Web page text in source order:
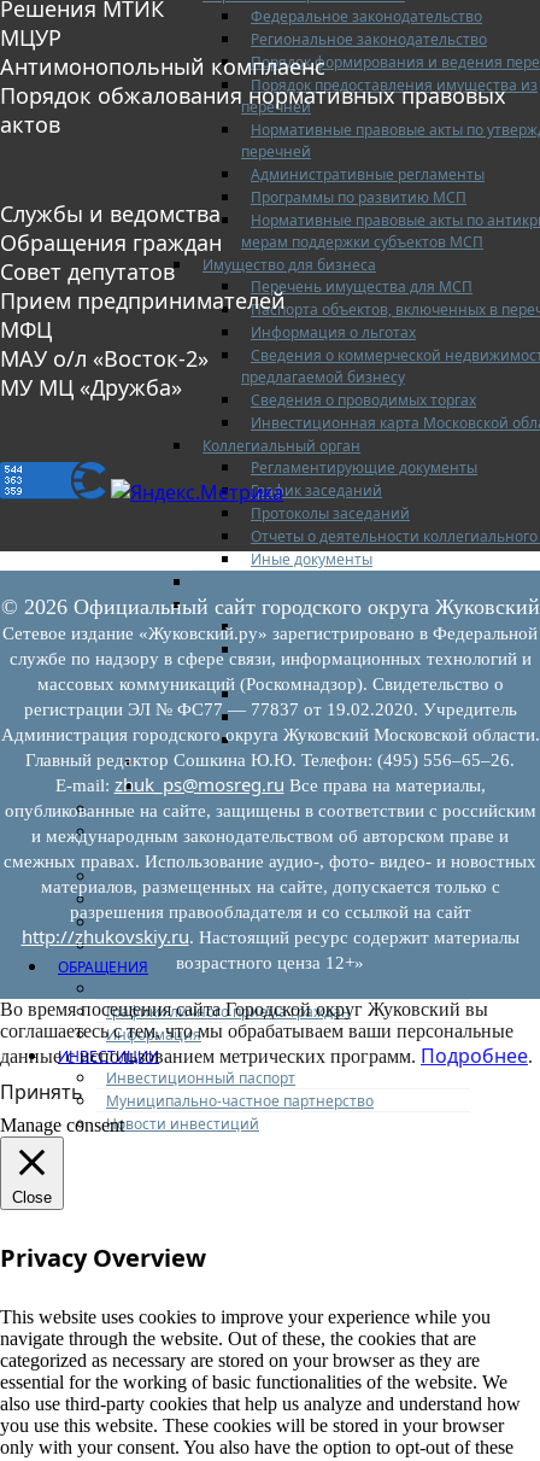
Федеральное законодательство
Региональное законодательство
Порядок формирования и ведения
Порядок предоставления имущества из
перечней
Нормативные правовые акты по
перечней
Административные регламенты
Программы по развитию МСП
Нормативные правовые акты по
мерам поддержки субъектов МСП
Имущество для бизнеса
Перечень имущества для МСП
Паспорта объектов, включенных в
Информация о льготах
Сведения о коммерческой
предлагаемой бизнесу
Сведения о проводимых торгах
Инвестиционная карта Московской
Коллегиальный орган
Регламентирующие документы
График заседаний
Протоколы заседаний
Отчеты о деятельности
Иные документы
Вопрос-ответ
Общие вопросы
Наполнение и актуализация перечней
имущества
Предоставление имущества
Выкуп имущества
Прочие
Информационная поддержка
Консультационная поддержка
Инфраструктура поддержки
Совет по развитию и поддержке малого и
среднего предпринимательства
Книга жалоб
Законодательство
Конкурсы
ОБРАЩЕНИЯ
Графики личного приема граждан
Информация
ИНВЕСТИЦИИ
Инвестиционный паспорт
Муниципально-частное партнерство
Новости инвестиций
Решения МТИК
МЦУР
Антимонопольный комплаенс
Порядок обжалования нормативных правовых
актов
Службы и ведомства
Обращения граждан
Совет депутатов
Прием предпринимателей
МФЦ
МАУ о/л «Восток-2»
МУ МЦ «Дружба»
© 2026 Официальный сайт городского округа Жуковский
Сетевое издание «Жуковский.ру» зарегистрировано в Федеральной
службе по надзору в сфере связи, информационных технологий и
массовых коммуникаций (Роскомнадзор). Свидетельство о
регистрации ЭЛ № ФС77 — 77837 от 19.02.2020. Учредитель
Администрация городского округа Жуковский Московской области.
Главный редактор Сошкина Ю.Ю. Телефон: (495) 556–65–26.
E‑mail: zhuk_ps@mosreg.ru Все права на материалы,
опубликованные на сайте, защищены в соответствии с российским
и международным законодательством об авторском праве и
смежных правах. Использование аудио-, фото- видео- и новостных
материалов, размещенных на сайте, допускается только с
разрешения правообладателя и со ссылкой на сайт
http://zhukovskiy.ru. Настоящий ресурс содержит материалы
возрастного ценза 12+»
Во время посещения сайта Городской округ Жуковский вы
соглашаетесь с тем, что мы обрабатываем ваши персональные
данные с использованием метрических программ. Подробнее.
Принять
Manage consent
Close
Privacy Overview
This website uses cookies to improve your experience while you
navigate through the website. Out of these, the cookies that are
categorized as necessary are stored on your browser as they are
essential for the working of basic functionalities of the website. We
also use third-party cookies that help us analyze and understand how
you use this website. These cookies will be stored in your browser
only with your consent. You also have the option to opt-out of these